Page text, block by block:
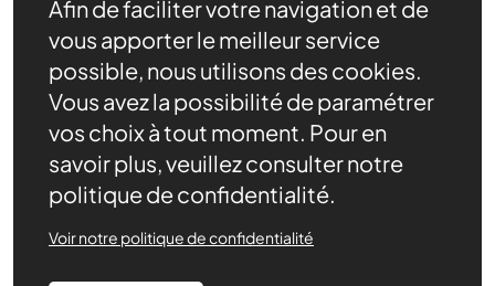
Être bénévole
Nos ressources
Notre rôle
Actualités
Contact
La définition
Afin de faciliter votre navigation et de
vous apporter le meilleur service
possible, nous utilisons des cookies.
Vous avez la possibilité de paramétrer
vos choix à tout moment. Pour en
savoir plus, veuillez consulter notre
politique de confidentialité.
Voir notre politique de confidentialité